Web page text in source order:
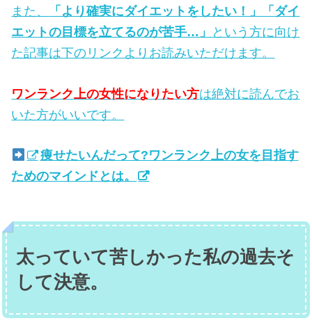
また、
「より確実にダイエットをしたい！」「ダイ
エットの目標を立てるのが苦手…」
という方に向け
た記事は下のリンクよりお読みいただけます。
ワンランク上の女性になりたい方は絶対に読んでお
いた方がいいです。
痩せたいんだって?ワンランク上の女を目指す
ためのマインドとは。
太っていて苦しかった私の過去そ
して決意。